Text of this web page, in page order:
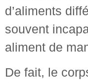
d’aliments
souvent
aliment de
De fait, le